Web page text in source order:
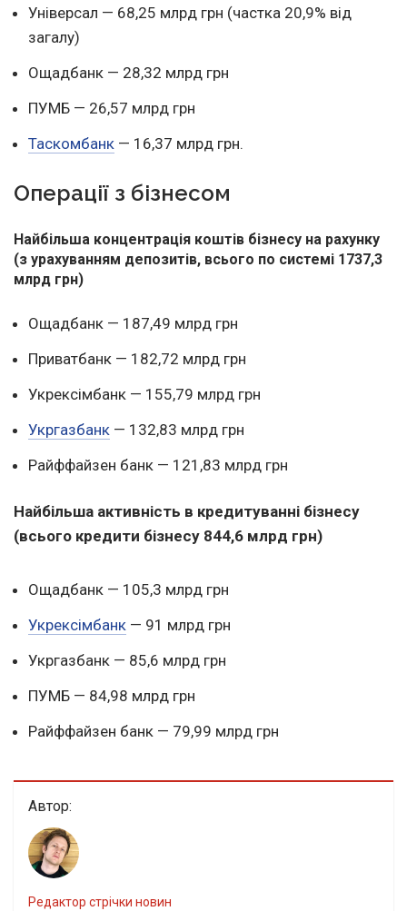
Універсал — 68,25 млрд грн (частка 20,9% від
загалу)
Ощадбанк — 28,32 млрд грн
ПУМБ — 26,57 млрд грн
Таскомбанк — 16,37 млрд грн.
Операції з бізнесом
Найбільша концентрація коштів бізнесу на рахунку
(з урахуванням депозитів, всього по системі 1737,3
млрд грн)
Ощадбанк — 187,49 млрд грн
Приватбанк — 182,72 млрд грн
Укрексімбанк — 155,79 млрд грн
Укргазбанк — 132,83 млрд грн
Райффайзен банк — 121,83 млрд грн
Найбільша активність в кредитуванні бізнесу
(всього кредити бізнесу 844,6 млрд грн)
Ощадбанк — 105,3 млрд грн
Укрексімбанк — 91 млрд грн
Укргазбанк — 85,6 млрд грн
ПУМБ — 84,98 млрд грн
Райффайзен банк — 79,99 млрд грн
Автор:
Редактор стрічки новин